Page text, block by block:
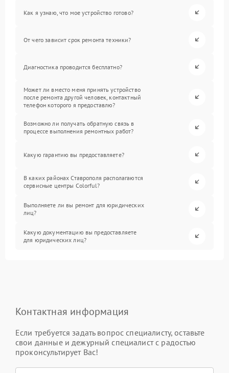
Как я узнаю, что мое устройство готово?
От чего зависит срок ремонта техники?
Диагностика проводится бесплатно?
Может ли вместо меня принять устройство
после ремонта другой человек, контактный
телефон которого я предоставлю?
Возможно ли получать обратную связь в
процессе выполнения ремонтных работ?
Какую гарантию вы предоставляете?
В каких районах Ставрополя располагаются
сервисные центры Colorful?
Выполняете ли вы ремонт для юридических
лиц?
Какую документацию вы предоставляете
для юридических лиц?
Контактная информация
Если требуется задать вопрос специалисту, оставьте
свои данные и дежурный специалист с радостью
проконсультирует Вас!